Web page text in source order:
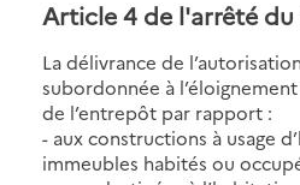
Article 4 de l'arrêté
La délivrance de
subordonnée à
de l’entrepôt par rapport :
- aux constructions à usage
immeubles habités ou